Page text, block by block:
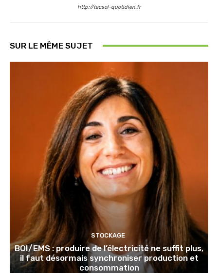
http://tecsol-quotidien.fr
SUR LE MÊME SUJET
STOCKAGE
BOI/EMS : produire de l’électricité ne suffit plus,
il faut désormais synchroniser production et
consommation